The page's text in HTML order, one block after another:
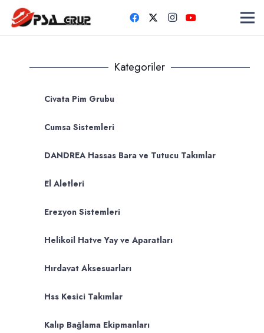
Kategoriler
Civata Pim Grubu
Cumsa Sistemleri
DANDREA Hassas Bara ve Tutucu Takımlar
El Aletleri
Erezyon Sistemleri
Helikoil Hatve Yay ve Aparatları
Hırdavat Aksesuarları
Hss Kesici Takımlar
Kalıp Bağlama Ekipmanları